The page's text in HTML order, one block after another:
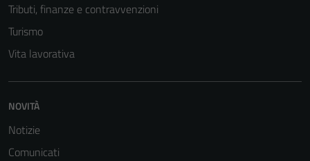
Tributi, finanze e contravvenzioni
Turismo
Vita lavorativa
NOVITÀ
Notizie
Comunicati